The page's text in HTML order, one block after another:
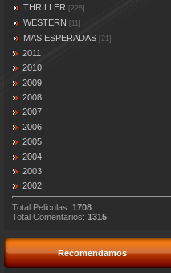
THRILLER [228]
WESTERN [11]
MAS ESPERADAS [21]
2011
2010
2009
2008
2007
2006
2005
2004
2003
2002
Total Peliculas: 1708
Total Comentarios: 1315
Recomendamos